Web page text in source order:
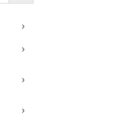
›
›
›
›